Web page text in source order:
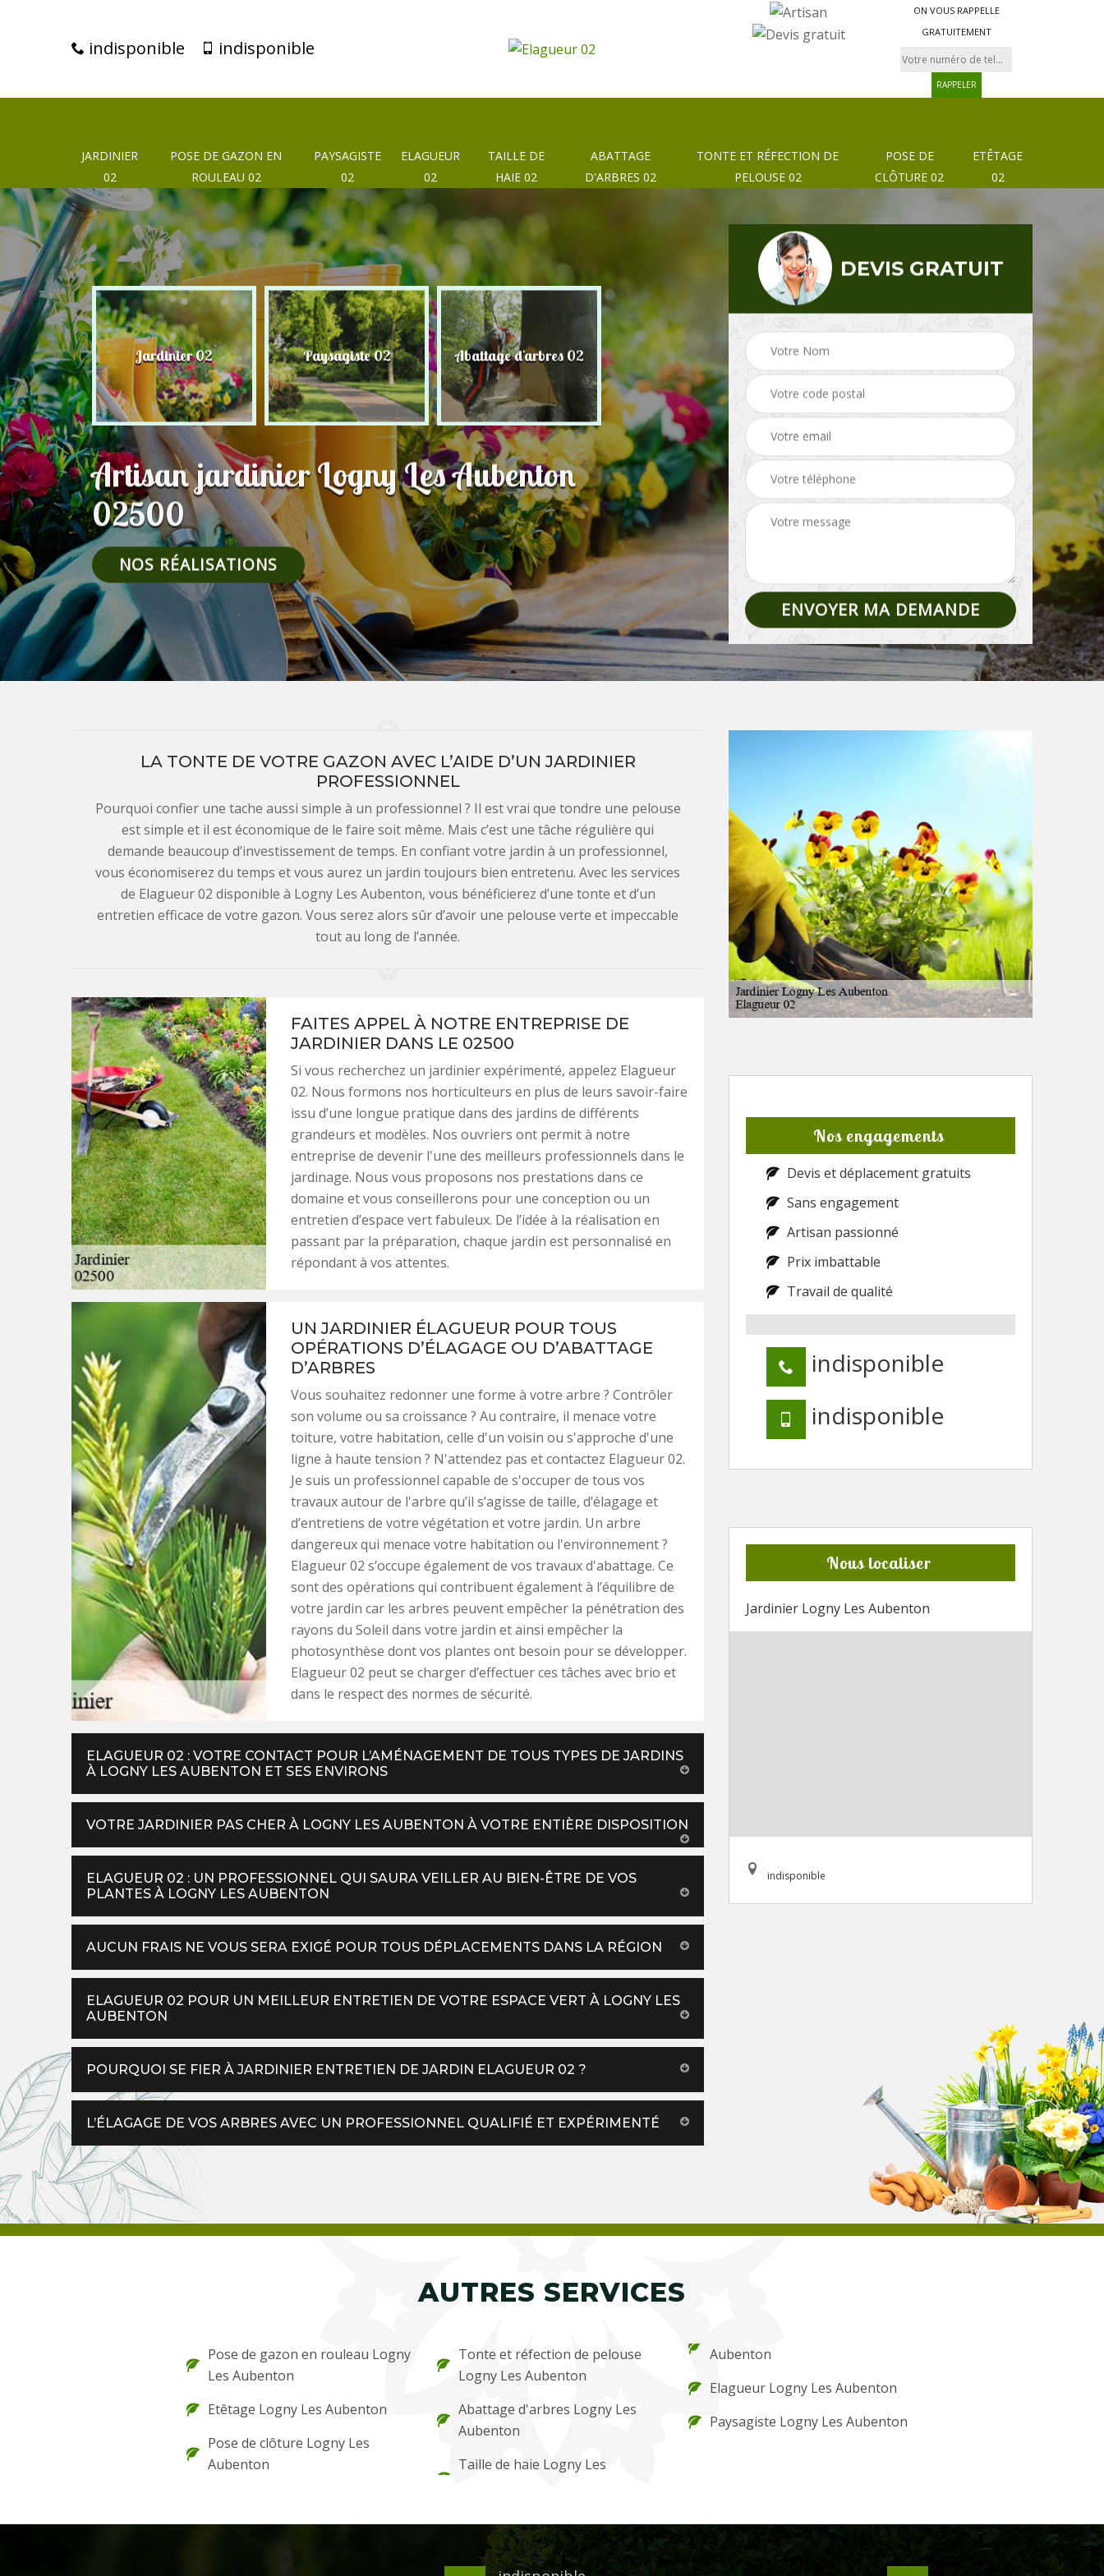
indisponible indisponible
ON VOUS RAPPELLE
GRATUITEMENT
JARDINIER
02
POSE DE GAZON EN
ROULEAU 02
PAYSAGISTE
02
ELAGUEUR
02
TAILLE DE
HAIE 02
ABATTAGE
D'ARBRES 02
TONTE ET RÉFECTION DE
PELOUSE 02
POSE DE
CLÔTURE 02
ETÊTAGE
02
02 Jardinier 02 Paysagiste 02 Abattage d'arbres 02 Taille de haie 02 Pose de clôture et Etêtage 02
Artisan jardinier Logny Les Aubenton
02500
NOS RÉALISATIONS
DEVIS GRATUIT
LA TONTE DE VOTRE GAZON AVEC L’AIDE D’UN JARDINIER
PROFESSIONNEL
Pourquoi confier une tache aussi simple à un professionnel ? Il est vrai que tondre une pelouse
est simple et il est économique de le faire soit même. Mais c’est une tâche régulière qui
demande beaucoup d’investissement de temps. En confiant votre jardin à un professionnel,
vous économiserez du temps et vous aurez un jardin toujours bien entretenu. Avec les services
de Elagueur 02 disponible à Logny Les Aubenton, vous bénéficierez d’une tonte et d’un
entretien efficace de votre gazon. Vous serez alors sûr d’avoir une pelouse verte et impeccable
tout au long de l’année.
FAITES APPEL À NOTRE ENTREPRISE DE
JARDINIER DANS LE 02500
Si vous recherchez un jardinier expérimenté, appelez Elagueur
02. Nous formons nos horticulteurs en plus de leurs savoir-faire
issu d’une longue pratique dans des jardins de différents
grandeurs et modèles. Nos ouvriers ont permit à notre
entreprise de devenir l'une des meilleurs professionnels dans le
jardinage. Nous vous proposons nos prestations dans ce
domaine et vous conseillerons pour une conception ou un
entretien d’espace vert fabuleux. De l’idée à la réalisation en
passant par la préparation, chaque jardin est personnalisé en
répondant à vos attentes.
UN JARDINIER ÉLAGUEUR POUR TOUS
OPÉRATIONS D’ÉLAGAGE OU D’ABATTAGE
D’ARBRES
Vous souhaitez redonner une forme à votre arbre ? Contrôler
son volume ou sa croissance ? Au contraire, il menace votre
toiture, votre habitation, celle d'un voisin ou s'approche d'une
ligne à haute tension ? N'attendez pas et contactez Elagueur 02.
Je suis un professionnel capable de s'occuper de tous vos
travaux autour de l'arbre qu’il s’agisse de taille, d’élagage et
d’entretiens de votre végétation et votre jardin. Un arbre
dangereux qui menace votre habitation ou l'environnement ?
Elagueur 02 s’occupe également de vos travaux d'abattage. Ce
sont des opérations qui contribuent également à l’équilibre de
votre jardin car les arbres peuvent empêcher la pénétration des
rayons du Soleil dans votre jardin et ainsi empêcher la
photosynthèse dont vos plantes ont besoin pour se développer.
Elagueur 02 peut se charger d’effectuer ces tâches avec brio et
dans le respect des normes de sécurité.
ELAGUEUR 02 : VOTRE CONTACT POUR L’AMÉNAGEMENT DE TOUS TYPES DE JARDINS
À LOGNY LES AUBENTON ET SES ENVIRONS
VOTRE JARDINIER PAS CHER À LOGNY LES AUBENTON À VOTRE ENTIÈRE DISPOSITION
ELAGUEUR 02 : UN PROFESSIONNEL QUI SAURA VEILLER AU BIEN-ÊTRE DE VOS
PLANTES À LOGNY LES AUBENTON
AUCUN FRAIS NE VOUS SERA EXIGÉ POUR TOUS DÉPLACEMENTS DANS LA RÉGION
ELAGUEUR 02 POUR UN MEILLEUR ENTRETIEN DE VOTRE ESPACE VERT À LOGNY LES
AUBENTON
POURQUOI SE FIER À JARDINIER ENTRETIEN DE JARDIN ELAGUEUR 02 ?
L’ÉLAGAGE DE VOS ARBRES AVEC UN PROFESSIONNEL QUALIFIÉ ET EXPÉRIMENTÉ
Nos engagements
Devis et déplacement gratuits
Sans engagement
Artisan passionné
Prix imbattable
Travail de qualité
indisponible
indisponible
Nous localiser
Jardinier Logny Les Aubenton
indisponible
AUTRES SERVICES
Pose de gazon en rouleau Logny
Les Aubenton
Etêtage Logny Les Aubenton
Pose de clôture Logny Les
Aubenton
Tonte et réfection de pelouse
Logny Les Aubenton
Abattage d'arbres Logny Les
Aubenton
Taille de haie Logny Les
Aubenton
Elagueur Logny Les Aubenton
Paysagiste Logny Les Aubenton